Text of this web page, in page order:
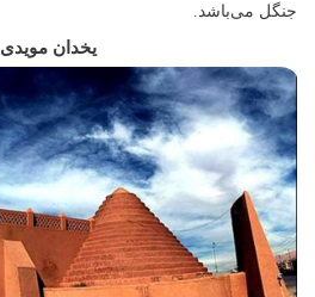
جنگل می‌باشد.
یخدان مویدی